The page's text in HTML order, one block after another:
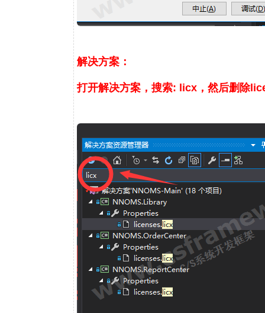
解决方案：
打开解决方案，搜索: licx，然后删除